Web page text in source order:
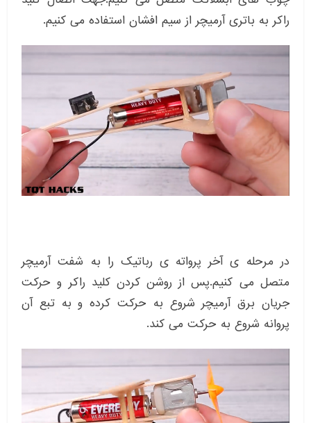
راکر به باتری آرمیچر از سیم افشان استفاده می کنیم.
در مرحله ی آخر پرواته ی رباتیک را به شفت آرمیچر
متصل می کنیم.پس از روشن کردن کلید راکر و حرکت
جریان برق آرمیچر شروع به حرکت کرده و به تبع آن
پروانه شروع به حرکت می کند.